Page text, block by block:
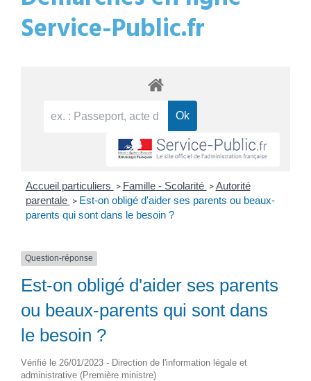
Service-Public.fr
Accueil particuliers > Famille - Scolarité > Autorité
parentale > Est-on obligé d'aider ses parents ou beaux-
parents qui sont dans le besoin ?
Question-réponse
Est-on obligé d'aider ses parents
ou beaux-parents qui sont dans
le besoin ?
Vérifié le 26/01/2023 - Direction de l'information légale et
administrative (Première ministre)